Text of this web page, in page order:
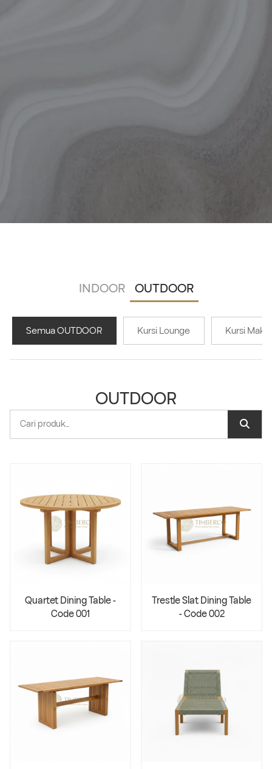
INDOOR OUTDOOR
Semua OUTDOOR Kursi Lounge Kursi
OUTDOOR
Quartet Dining Table -
Code 001
Trestle Slat Dining Table
- Code 002